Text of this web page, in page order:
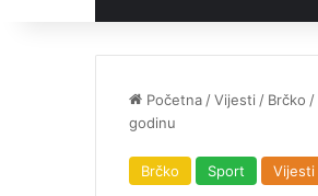
Početna /Vijesti / Brčko /
godinu
Brčko Sport Vijesti